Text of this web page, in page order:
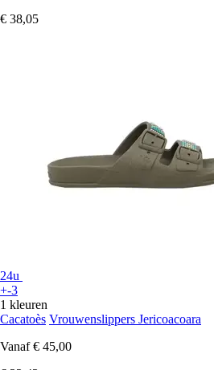
€ 38,05
24u
+-3
1 kleuren
Cacatoès Vrouwenslippers Jericoacoara
Vanaf € 45,00